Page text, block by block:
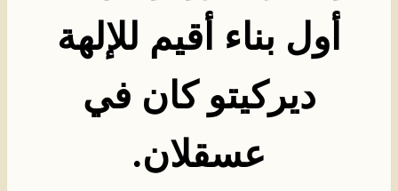
أول بناء أقيم للإلهة
ديركيتو كان في
عسقلان.